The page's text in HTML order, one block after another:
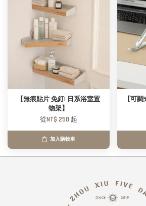
【無痕貼片 免釘| 日系浴室置
物架】
從NT$ 250 起
加入購物車
【可